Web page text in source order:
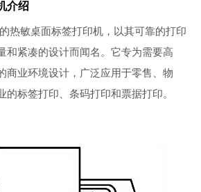
介绍
热敏桌面标签打印机，以其可靠的打印
和紧凑的设计而闻名。它专为需要高
商业环境设计，广泛应用于零售、物
的标签打印、条码打印和票据打印。